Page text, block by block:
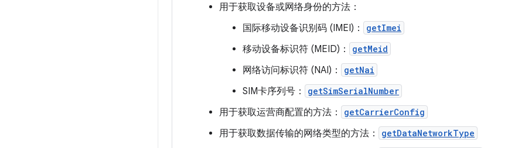
用于获取设备或网络身份的方法：
国际移动设备识别码 (IMEI)：
getImei
移动设备标识符 (MEID)： getMeid
网络访问标识符 (NAI)： getNai
SIM卡序列号： getSimSerialNumber
用于获取运营商配置的方法： getCarrierConfig
用于获取数据传输的网络类型的方法： getDataNetworkType